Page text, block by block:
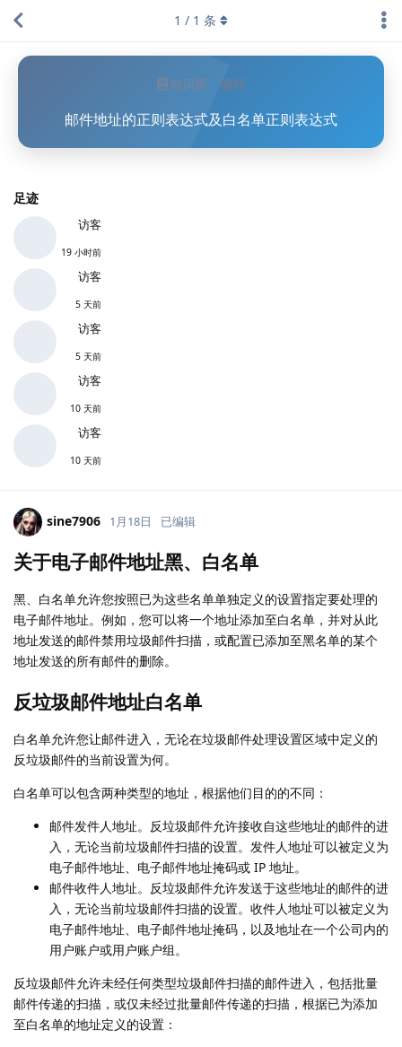
知识库 编程
邮件地址的正则表达式及白名单正则表达式
足迹
访客
19 小时前
访客
5 天前
访客
5 天前
访客
10 天前
访客
10 天前
1 / 1 条
sine7906 1月18日 已编辑
关于电子邮件地址黑、白名单
黑、白名单允许您按照已为这些名单单独定义的设置指定要处理的
电子邮件地址。例如，您可以将一个地址添加至白名单，并对从此
地址发送的邮件禁用垃圾邮件扫描，或配置已添加至黑名单的某个
地址发送的所有邮件的删除。
反垃圾邮件地址白名单
白名单允许您让邮件进入，无论在垃圾邮件处理设置区域中定义的
反垃圾邮件的当前设置为何。
白名单可以包含两种类型的地址，根据他们目的的不同：
邮件发件人地址。反垃圾邮件允许接收自这些地址的邮件的进
入，无论当前垃圾邮件扫描的设置。发件人地址可以被定义为
电子邮件地址、电子邮件地址掩码或 IP 地址。
邮件收件人地址。反垃圾邮件允许发送于这些地址的邮件的进
入，无论当前垃圾邮件扫描的设置。收件人地址可以被定义为
电子邮件地址、电子邮件地址掩码，以及地址在一个公司内的
用户账户或用户账户组。
反垃圾邮件允许未经任何类型垃圾邮件扫描的邮件进入，包括批量
邮件传递的扫描，或仅未经过批量邮件传递的扫描，根据已为添加
至白名单的地址定义的设置：